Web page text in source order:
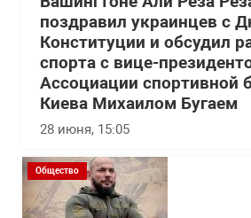
поздравил украинцев с
Конституции и обсудил
спорта с вице-
Ассоциации спортивной
Киева Михаилом Бугаем
28 июня, 15:05
Общество